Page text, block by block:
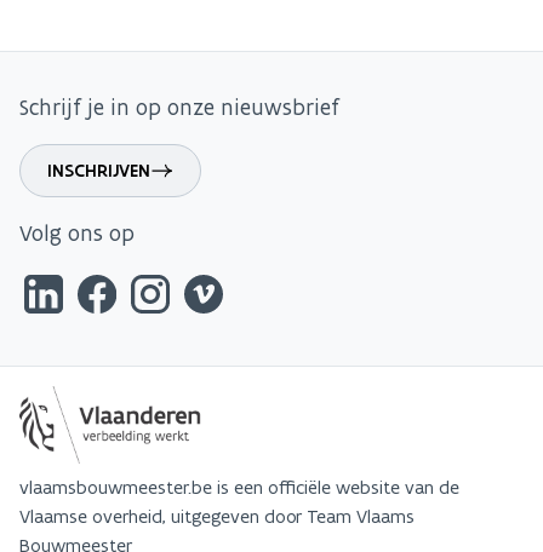
Schrijf je in op onze nieuwsbrief
INSCHRIJVEN
Volg ons op
vlaamsbouwmeester.be is een officiële website van de
Vlaamse overheid, uitgegeven door Team Vlaams
Bouwmeester